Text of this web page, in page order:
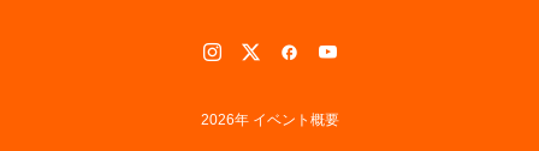
2026年 イベント概要